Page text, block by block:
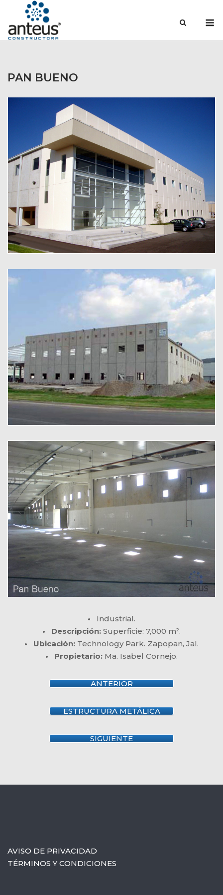
contenido
PAN BUENO
• Industrial.
• Descripción: Superficie: 7,000 m².
• Ubicación: Technology Park. Zapopan, Jal.
• Propietario: Ma. Isabel Cornejo.
ANTERIOR
ESTRUCTURA METÁLICA
SIGUIENTE
AVISO DE PRIVACIDAD
TÉRMINOS Y CONDICIONES